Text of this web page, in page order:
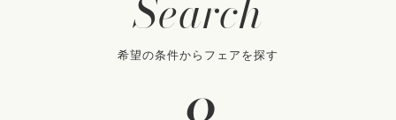
希望の条件からフェアを探す